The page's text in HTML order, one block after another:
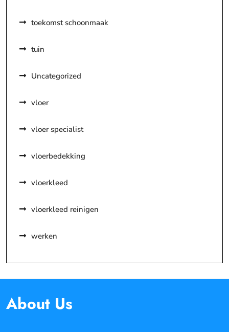
toekomst schoonmaak
tuin
Uncategorized
vloer
vloer specialist
vloerbedekking
vloerkleed
vloerkleed reinigen
werken
About Us